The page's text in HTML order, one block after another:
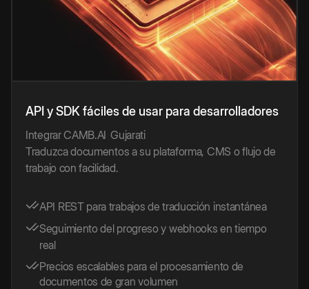
API y SDK fáciles de usar para desarrolladores
Integrar CAMB.AI Gujarati
Traduzca documentos a su plataforma, CMS o flujo de
trabajo con facilidad.
API REST para trabajos de traducción instantánea
Seguimiento del progreso y webhooks en tiempo
real
Precios escalables para el procesamiento de
documentos de gran volumen